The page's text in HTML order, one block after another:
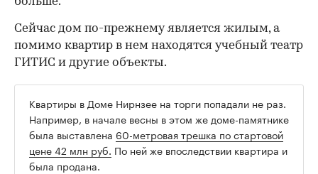
Сейчас дом по-прежнему является жилым, а
помимо квартир в нем находятся учебный театр
ГИТИС и другие объекты.
Квартиры в Доме Нирнзее на торги попадали не раз.
Например, в начале весны в этом же доме-памятнике
была выставлена 60-метровая трешка по стартовой
цене 42 млн руб. По ней же впоследствии квартира и
была продана.